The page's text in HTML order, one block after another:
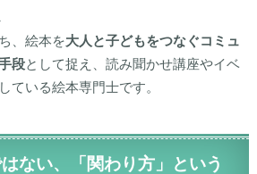
、絵本を大人と子どもをつなぐコミュ
段として捉え、読み聞かせ講座やイベ
ている絵本専門士です。
ない、「関わり方」という